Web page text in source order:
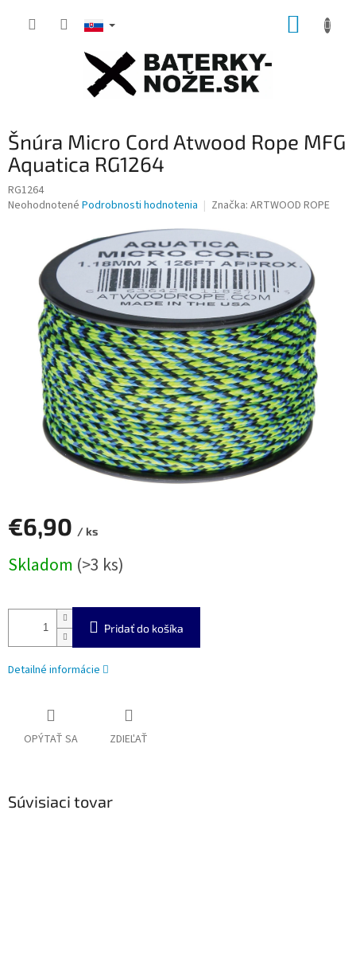
Šnúra Micro Cord Atwood Rope MFG
Aquatica RG1264
RG1264
Priemerné
hviezdičiek.
Neohodnotené Podrobnosti hodnotenia Značka: ARTWOOD ROPE
€6,90 / ks
cena:
Skladom (>3 ks)
Pridať do košíka
Detailné informácie
OPÝTAŤ SA ZDIEĽAŤ
Súvisiaci tovar